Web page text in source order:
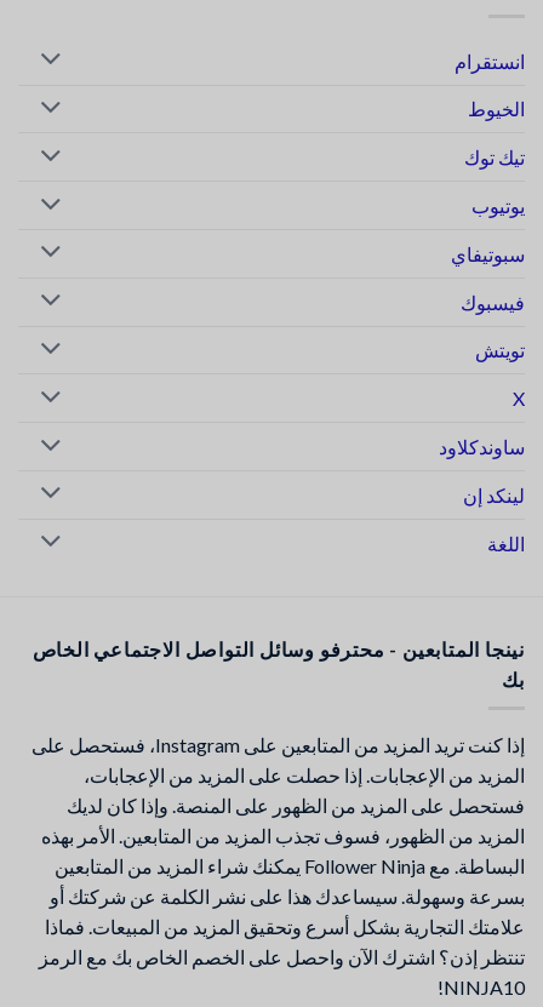
انستقرام
الخيوط
تيك توك
يوتيوب
سبوتيفاي
فيسبوك
تويتش
X
ساوندكلاود
لينكد إن
اللغة
نينجا المتابعين - محترفو وسائل التواصل الاجتماعي الخاص
بك
إذا كنت تريد المزيد من المتابعين على Instagram، فستحصل على
المزيد من الإعجابات. إذا حصلت على المزيد من الإعجابات،
فستحصل على المزيد من الظهور على المنصة. وإذا كان لديك
المزيد من الظهور، فسوف تجذب المزيد من المتابعين. الأمر بهذه
البساطة. مع Follower Ninja يمكنك شراء المزيد من المتابعين
بسرعة وسهولة. سيساعدك هذا على نشر الكلمة عن شركتك أو
علامتك التجارية بشكل أسرع وتحقيق المزيد من المبيعات. فماذا
تنتظر إذن؟ اشترك الآن واحصل على الخصم الخاص بك مع الرمز
NINJA10!